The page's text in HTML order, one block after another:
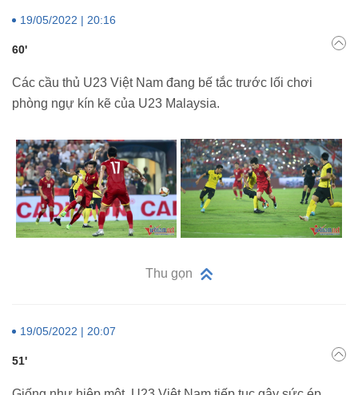
19/05/2022 | 20:16
60'
Các cầu thủ U23 Việt Nam đang bế tắc trước lối chơi
phòng ngự kín kẽ của U23 Malaysia.
Thu gọn
19/05/2022 | 20:07
51'